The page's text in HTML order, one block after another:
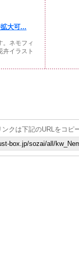
大可...
。ネモフィ
イラスト
クは下記のURLをコピ